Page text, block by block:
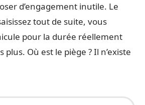
d’engagement inutile. Le
tout de suite, vous
pour la durée réellement
plus. Où est le piège ? Il n’existe